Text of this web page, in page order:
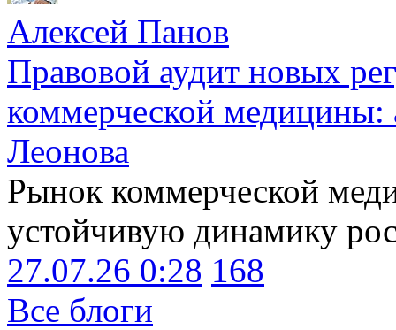
Алексей Панов
Правовой аудит новых
коммерческой медицины:
Леонова
Рынок коммерческой
устойчивую динамику
27.07.26 0:28 168
Все блоги